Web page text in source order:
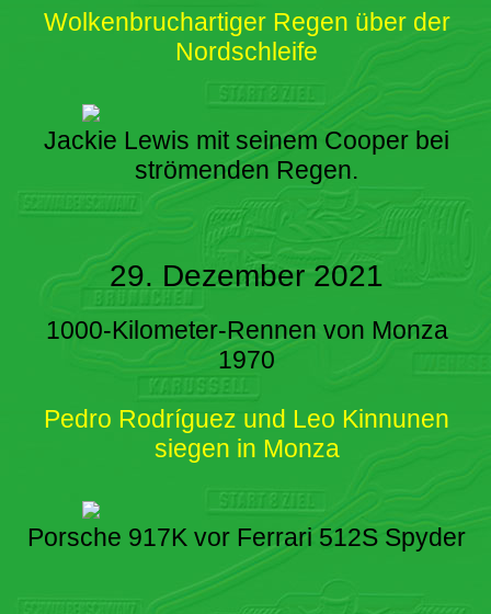
Wolkenbruchartiger Regen über der
Nordschleife
Jackie Lewis mit seinem Cooper bei
strömenden Regen.
29. Dezember 2021
1000-Kilometer-Rennen von Monza
1970
Pedro Rodríguez und Leo Kinnunen
siegen in Monza
Porsche 917K vor Ferrari 512S Spyder